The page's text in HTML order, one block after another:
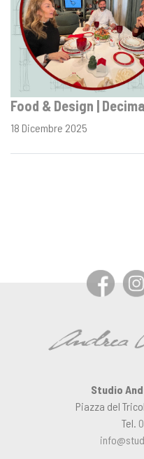
Food & Design |
18 Dicembre 2025
Studio
Piazza del
Tel.